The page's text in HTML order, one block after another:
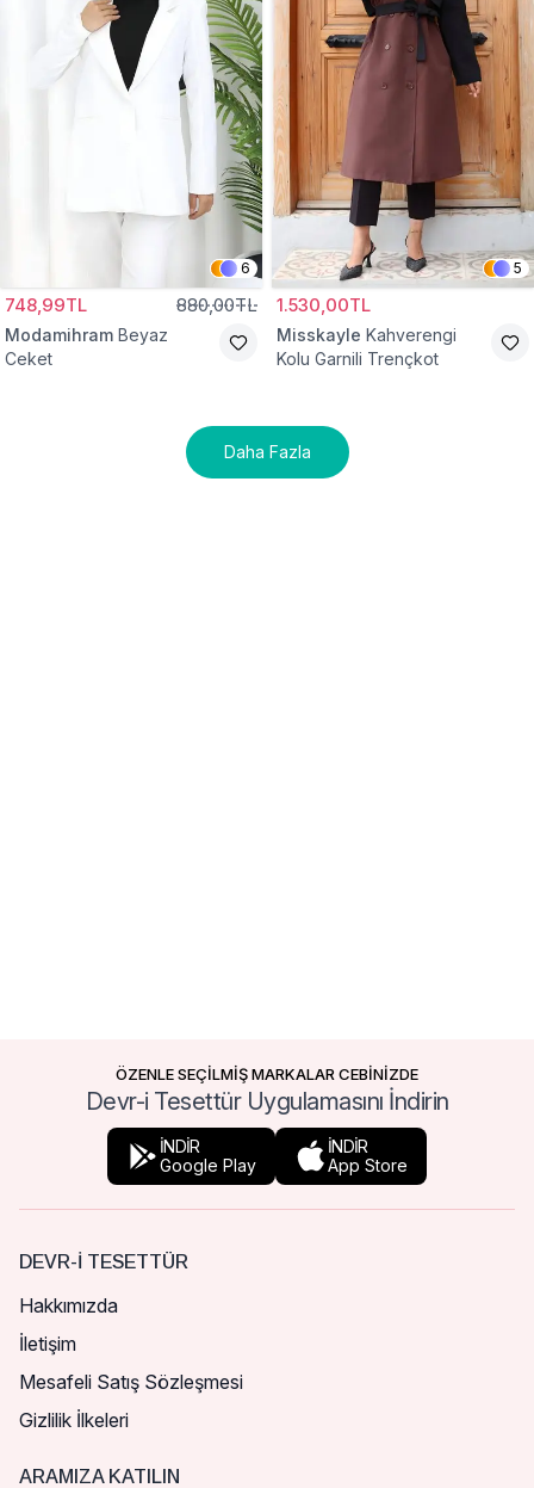
6
748,99TL 880,00TL
Modamihram Beyaz
Ceket
5
1.530,00TL
Misskayle Kahverengi
Kolu Garnili Trençkot
Daha Fazla
ÖZENLE SEÇİLMİŞ MARKALAR CEBİNİZDE
Devr-i Tesettür Uygulamasını İndirin
İNDİR
Google Play
İNDİR
App Store
DEVR-I TESETTÜR
Hakkımızda
İletişim
Mesafeli Satış Sözleşmesi
Gizlilik İlkeleri
ARAMIZA KATILIN